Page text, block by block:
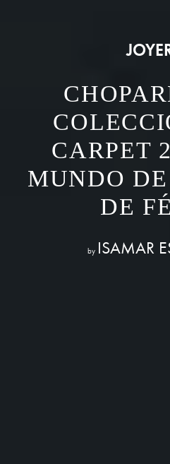
CARPET
MUNDO
DE
by ISAMAR